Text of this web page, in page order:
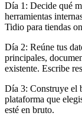
Día 1: Decide qué
herramientas
Tidio para tiendas
Día 2: Reúne tus
principales,
existente. Escribe
Día 3: Construye el
plataforma que
esté en bruto.